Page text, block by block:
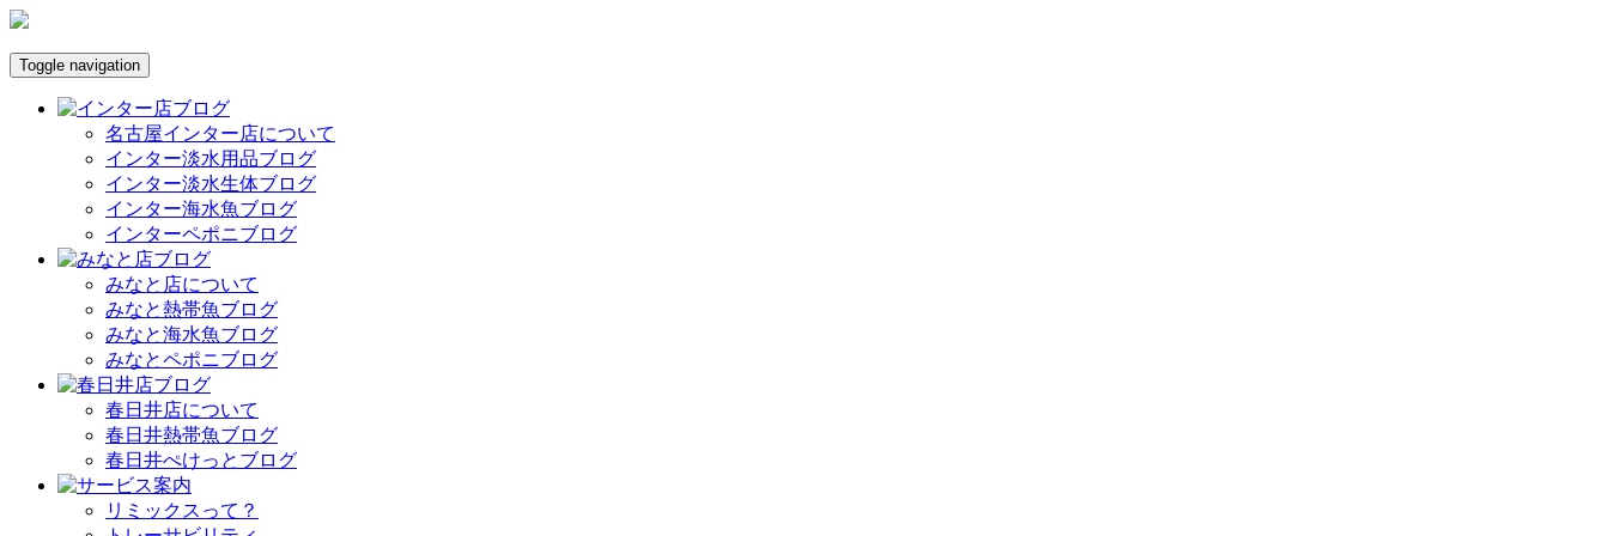
Toggle navigation
名古屋インター店について
インター淡水用品ブログ
インター淡水生体ブログ
インター海水魚ブログ
インターペポニブログ
みなと店について
みなと熱帯魚ブログ
みなと海水魚ブログ
みなとペポニブログ
春日井店について
春日井熱帯魚ブログ
春日井ぺけっとブログ
リミックスって？